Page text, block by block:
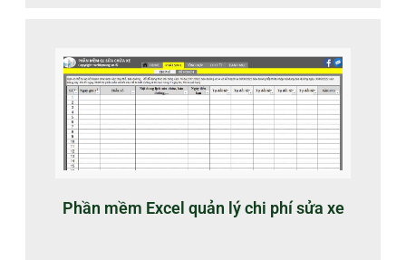
Phần mềm Excel quản lý chi phí sửa xe